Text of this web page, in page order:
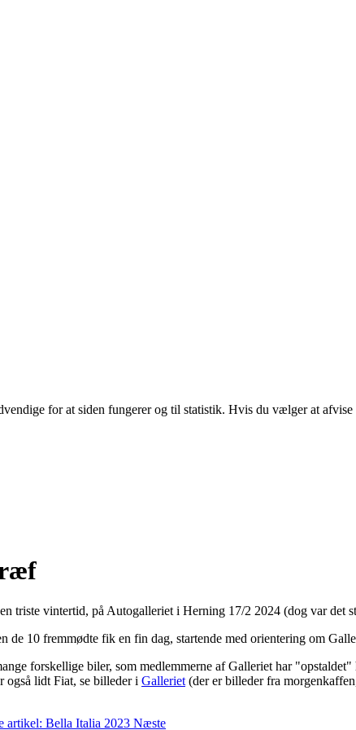
triste vintertid, på Autogalleriet i Herning 17/2 2024 (dog var det
de 10 fremmødte fik en fin dag, startende med orientering om
forskellige biler, som medlemmerne af Galleriet har
lidt Fiat, se billeder i Galleriet (der er billeder fra
artikel: Bella Italia 2023 Næste
for at siden fungerer og til statistik. Hvis du vælger at